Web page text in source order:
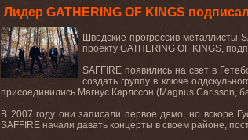
Лидер GATHERING OF KINGS
Шведские прогрессив-металлисты
проекту GATHERING OF KINGS,
SAFFIRE появились на свет в
создать группу в ключе
присоединились Магнус Карлссон (Magnus Carlsson,
В 2007 году они записали первое демо, но вскоре
SAFFIRE начали давать концерты в своем районе,